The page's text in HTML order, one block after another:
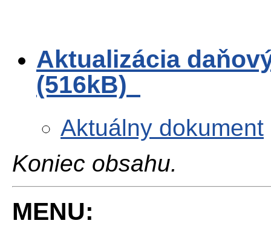
Aktualizácia
(516kB)
Aktuálny dokument
Koniec obsahu.
MENU: